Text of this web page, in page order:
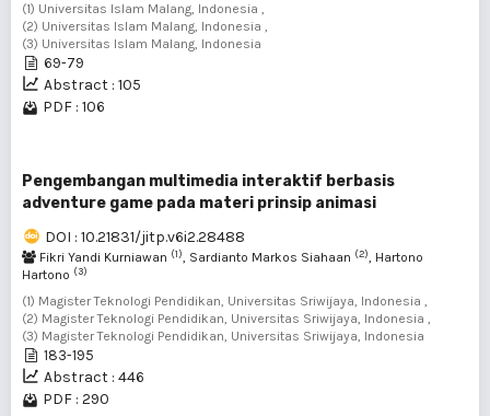
(1) Universitas Islam Malang, Indonesia ,
(2) Universitas Islam Malang, Indonesia ,
(3) Universitas Islam Malang, Indonesia
69-79
Abstract : 105
PDF : 106
Pengembangan multimedia interaktif berbasis
adventure game pada materi prinsip animasi
DOI : 10.21831/jitp.v6i2.28488
Fikri Yandi Kurniawan (1), Sardianto Markos Siahaan (2), Hartono
Hartono (3)
(1) Magister Teknologi Pendidikan, Universitas Sriwijaya, Indonesia ,
(2) Magister Teknologi Pendidikan, Universitas Sriwijaya, Indonesia ,
(3) Magister Teknologi Pendidikan, Universitas Sriwijaya, Indonesia
183-195
Abstract : 446
PDF : 290